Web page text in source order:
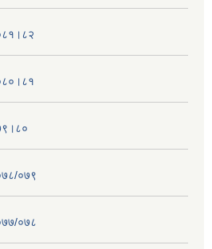
०७९
०७८